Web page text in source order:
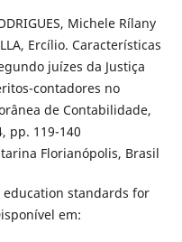
Michele Rílany
Ercílio. Características
juízes da Justiça
contadores no
de Contabilidade,
pp. 119-140
Florianópolis, Brasil
education standards for
em: